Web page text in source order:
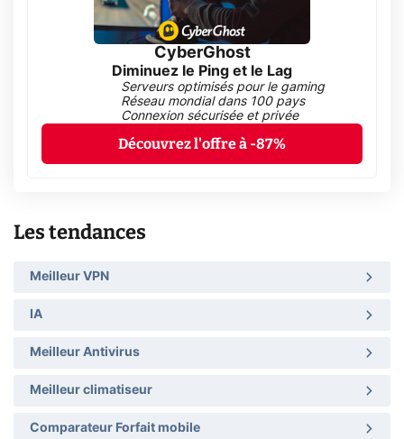
CyberGhost
Diminuez le Ping et le Lag
Serveurs optimisés pour le gaming
Réseau mondial dans 100 pays
Connexion sécurisée et privée
Découvrez l'offre à -87%
Les tendances
Meilleur VPN
IA
Meilleur Antivirus
Meilleur climatiseur
Comparateur Forfait mobile